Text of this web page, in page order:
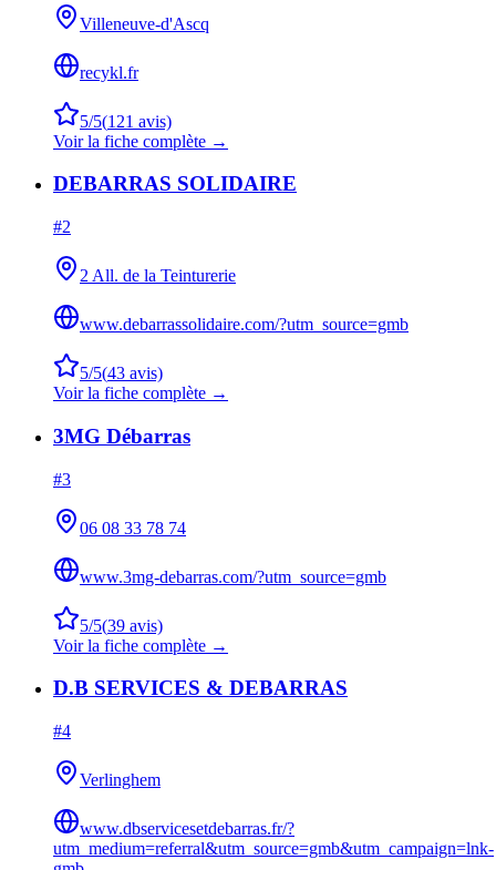
Villeneuve-d'Ascq
recykl.fr
5/5(121 avis)
Voir la fiche complète →
DEBARRAS SOLIDAIRE
#2
2 All. de la Teinturerie
www.debarrassolidaire.com/?utm_source=gmb
5/5(43 avis)
Voir la fiche complète →
3MG Débarras
#3
06 08 33 78 74
www.3mg-debarras.com/?utm_source=gmb
5/5(39 avis)
Voir la fiche complète →
D.B SERVICES & DEBARRAS
#4
Verlinghem
www.dbservicesetdebarras.fr/?
utm_medium=referral&utm_source=gmb&utm_campaign=lnk-